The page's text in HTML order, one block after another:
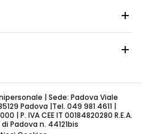
| Sede: Padova Viale
Padova |Tel. 049 981 4611 |
| P. IVA CEE IT 00184820280 R.E.A.
Padova n. 44121bis